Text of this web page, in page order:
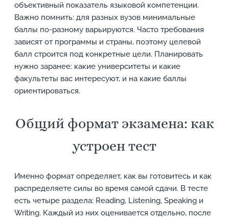
объективный показатель языковой компетенции.
Важно помнить: для разных вузов минимальные
баллы по-разному варьируются. Часто требования
зависят от программы и страны, поэтому целевой
балл строится под конкретные цели. Планировать
нужно заранее: какие университеты и какие
факультеты вас интересуют, и на какие баллы
ориентироваться.
Общий формат экзамена: как
устроен тест
Именно формат определяет, как вы готовитесь и как
распределяете силы во время самой сдачи. В тесте
есть четыре раздела: Reading, Listening, Speaking и
Writing. Каждый из них оценивается отдельно, после